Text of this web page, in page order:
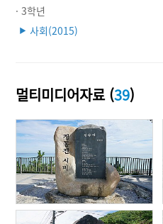
· 3학년
▶ 사회(2015)
멀티미디어자료 (39)